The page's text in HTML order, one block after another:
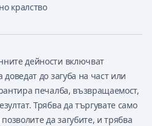
кралство
дейности включват
до загуба на част или
печалба, възвращаемост,
Трябва да търгувате само
да загубите, и трябва